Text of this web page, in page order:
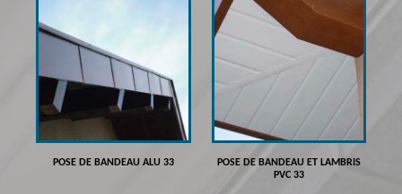
POSE DE BANDEAU ALU 33
POSE DE BANDEAU ET LAMBRIS
PVC 33